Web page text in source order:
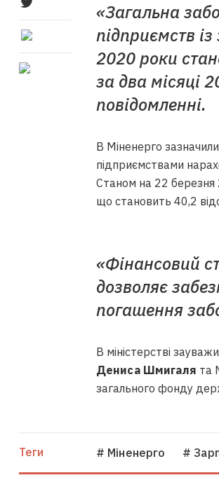
«Загальна
підприємств
2020 роки
за два місяці
повідомленні.
В Міненерго
підприємствами
Станом на 22 березня
що становить 40,2
«Фінансовий
дозволяє
погашення
В міністерстві
Дениса Шмигаля та
загального фонду
Теги # Міненерго #